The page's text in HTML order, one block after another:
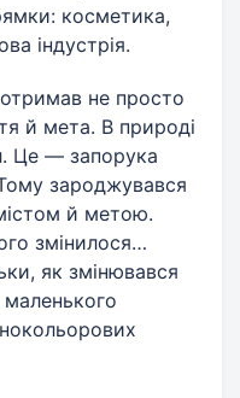
косметика,
індустрія.
не просто
й мета. В природі
Це — запорука
зароджувався
й метою.
змінилося…
як змінювався